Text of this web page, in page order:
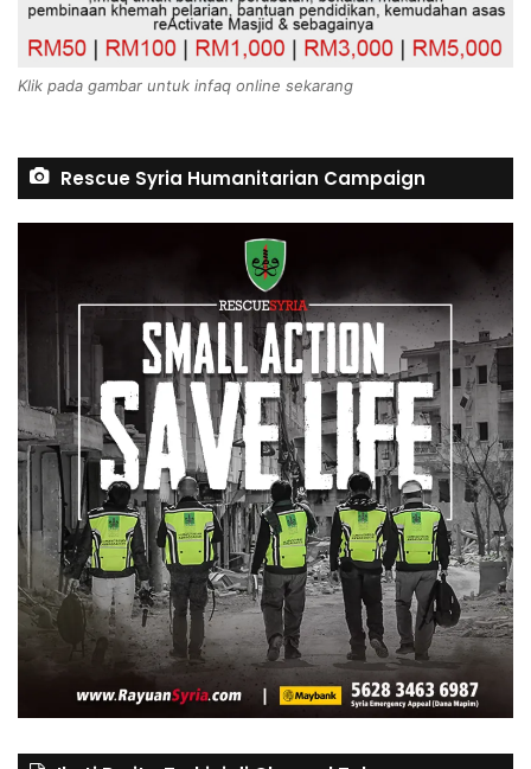
Klik pada gambar untuk infaq online sekarang
Rescue Syria Humanitarian Campaign